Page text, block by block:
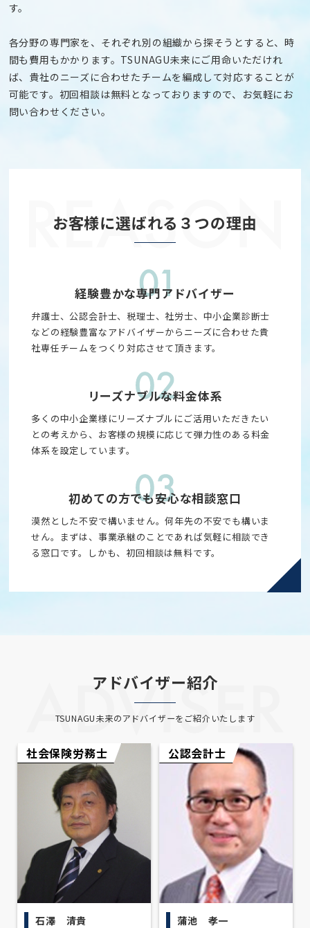
す。
各分野の専門家を、それぞれ別の組織から探そうとすると、時
間も費用もかかります。TSUNAGU未来にご用命いただけれ
ば、貴社のニーズに合わせたチームを編成して対応することが
可能です。初回相談は無料となっておりますので、お気軽にお
問い合わせください。
お客様に選ばれる３つの理由
経験豊かな専門アドバイザー
弁護士、公認会計士、税理士、社労士、中小企業診断士
などの経験豊富なアドバイザーからニーズに合わせた貴
社専任チームをつくり対応させて頂きます。
リーズナブルな料金体系
多くの中小企業様にリーズナブルにご活用いただきたい
との考えから、お客様の規模に応じて弾力性のある料金
体系を設定しています。
初めての方でも安心な相談窓口
漠然とした不安で構いません。何年先の不安でも構いま
せん。まずは、事業承継のことであれば気軽に相談でき
る窓口です。しかも、初回相談は無料です。
アドバイザー紹介
TSUNAGU未来のアドバイザーをご紹介いたします
社会保険労務士
石澤 清貴
公認会計士
蒲池 孝一